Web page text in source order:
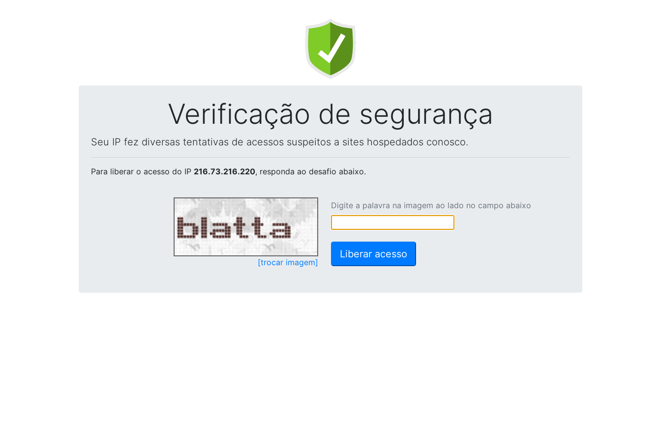
Verificação de segurança
Seu IP fez diversas tentativas de acessos suspeitos a sites hospedados conosco.
Para liberar o acesso do IP 216.73.216.220, responda ao desafio abaixo.
[trocar imagem]
Digite a palavra na imagem ao lado no campo abaixo